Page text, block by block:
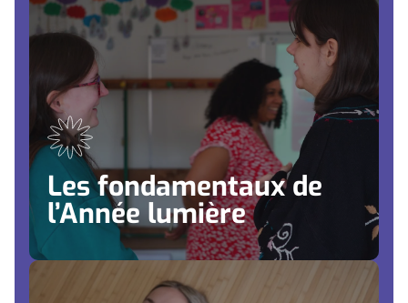
Les fondamentaux de
l’Année lumière
Les fondamentaux de l’Année
lumière
Apprendre à vivre et agir en collectif
Développer sa capacité à s'exprimer à l'écrit et à
l'oral
Réfléchir, débattre et exercer son esprit critique
Travailler la cohérence entre ses valeurs, ses choix
et ses engagements